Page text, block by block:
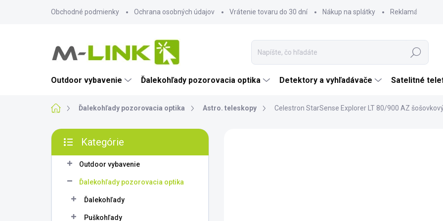
Obchodné podmienky Ochrana osobných údajov Vrátenie tovaru do 30 dní Nákup na splátky Reklamácia
Hľadať
Outdoor vybavenie Ďalekohľady pozorovacia optika Detektory a vyhľadávače Satelitné
DomovĎalekohľady pozorovacia optika Astro. teleskopy Celestron StarSense Explorer LT 80/900 AZ
B
č
kategórie
Kategórie
Outdoor vybavenie
Ďalekohľady pozorovacia optika
Ďalekohľady
Puškohľady